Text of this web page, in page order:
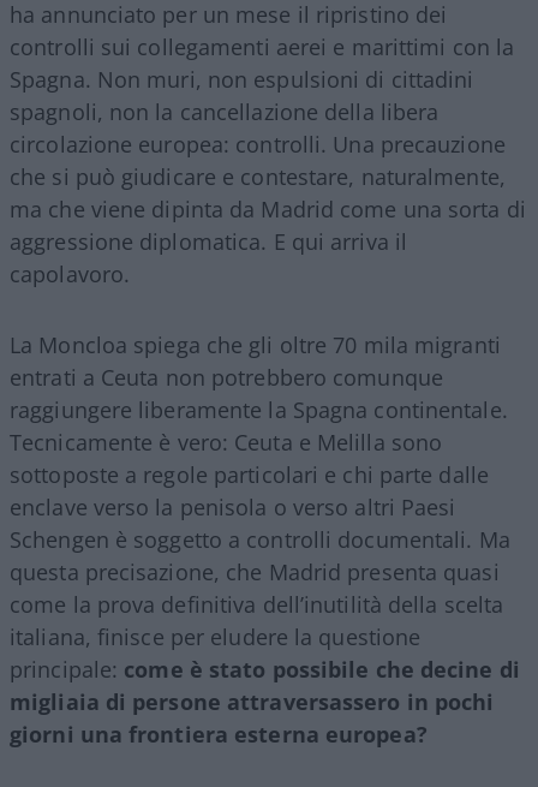
ha annunciato per un mese il ripristino dei
controlli sui collegamenti aerei e marittimi con la
Spagna. Non muri, non espulsioni di cittadini
spagnoli, non la cancellazione della libera
circolazione europea: controlli. Una precauzione
che si può giudicare e contestare, naturalmente,
ma che viene dipinta da Madrid come una sorta di
aggressione diplomatica. E qui arriva il
capolavoro.
La Moncloa spiega che gli oltre 70 mila migranti
entrati a Ceuta non potrebbero comunque
raggiungere liberamente la Spagna continentale.
Tecnicamente è vero: Ceuta e Melilla sono
sottoposte a regole particolari e chi parte dalle
enclave verso la penisola o verso altri Paesi
Schengen è soggetto a controlli documentali. Ma
questa precisazione, che Madrid presenta quasi
come la prova definitiva dell’inutilità della scelta
italiana, finisce per eludere la questione
principale: come è stato possibile che decine di
migliaia di persone attraversassero in pochi
giorni una frontiera esterna europea?